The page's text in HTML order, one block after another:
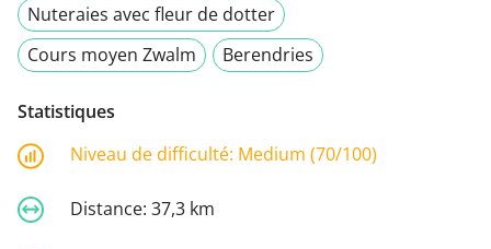
Nuteraies avec fleur de dotter
Cours moyen Zwalm
Berendries
Statistiques
Niveau de difficulté: Medium (70/100)
Distance: 37,3 km